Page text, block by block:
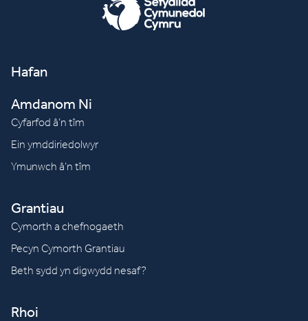
Hafan
Amdanom Ni
Cyfarfod â’n tîm
Ein ymddiriedolwyr
Ymunwch â’n tîm
Grantiau
Cymorth a chefnogaeth
Pecyn Cymorth Grantiau
Beth sydd yn digwydd nesaf?
Rhoi